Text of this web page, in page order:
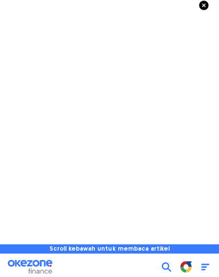
Scroll kebawah untuk membaca artikel